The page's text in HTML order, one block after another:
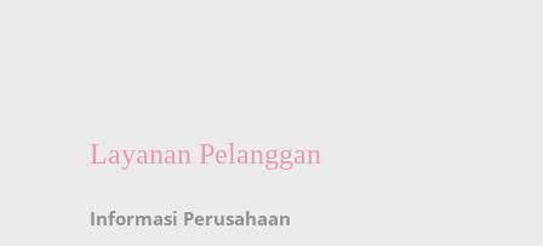
Layanan Pelanggan
Informasi Perusahaan